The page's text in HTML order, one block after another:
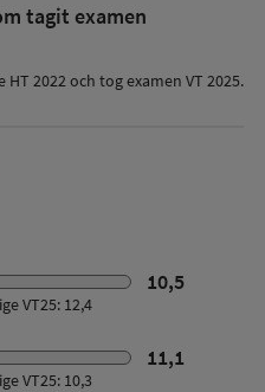
tagit examen
2022 och tog examen VT 2025.
10,5
VT25: 12,4
11,1
VT25: 10,3